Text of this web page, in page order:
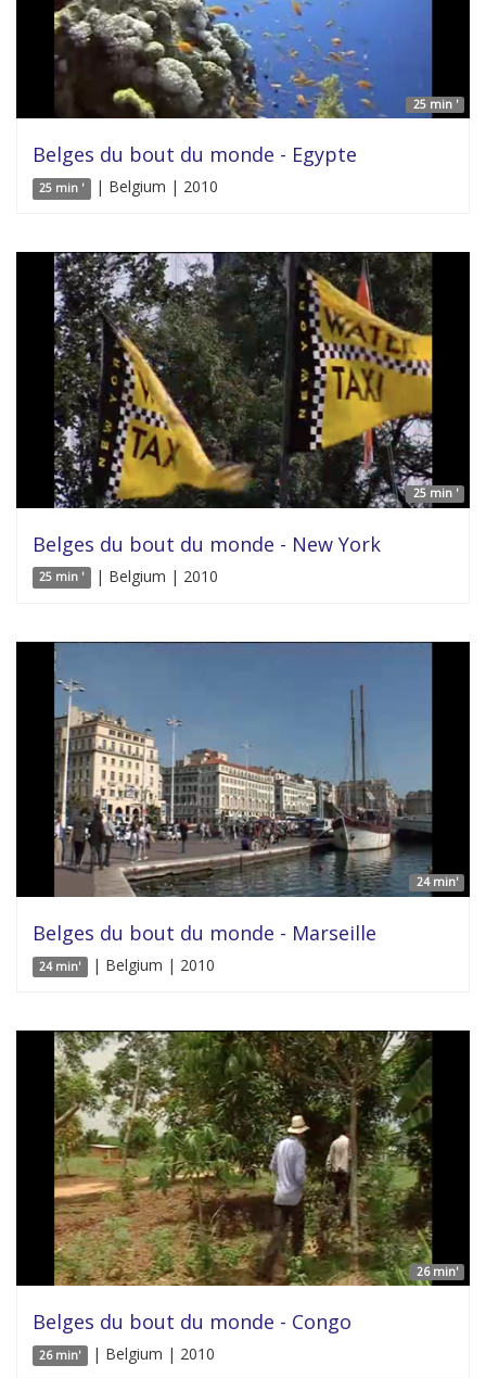
25 min '
Belges du bout du monde - Egypte
25 min ' | Belgium | 2010
25 min '
Belges du bout du monde - New York
25 min ' | Belgium | 2010
24 min'
Belges du bout du monde - Marseille
24 min' | Belgium | 2010
26 min'
Belges du bout du monde - Congo
26 min' | Belgium | 2010